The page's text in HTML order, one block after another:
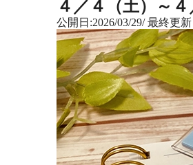
４／４（土）～
公開日:2026/03/29/ 最終更